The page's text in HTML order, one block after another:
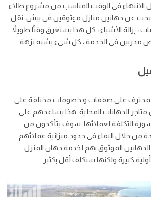
الانتهاء في الوقت المناسب من مشروع طلاء
عن دهانين منازل موثوقين في بيش. نقل
، إزالة الأشياء ، كل هذا يستغرق وقتًا طويلاً.
مدربين في الخدمة ، كل شيء يشبه نزهة.
على صفقات و خصومات مختلفة على
متاجر الدهانات المحلية. هذا يساعدهم على
التكلفة لعملائها. سوف يتأكدون من
من خلال البقاء في حدود ميزانية عملائهم.
الموثوق بهم لخدمة دهان المنزل
كبيرة ولكنها ستكلف أقل بكثير .